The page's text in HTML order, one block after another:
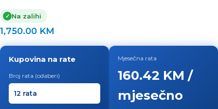
✓ Na zalihi
1,750.00 KM
Kupovina na rate
Broj rata (odaberi)
Mjesečna rata
160.42 KM /
mjesečno